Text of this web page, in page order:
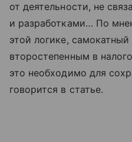
от деятельности, не
и разработками… По
этой логике, самокатный
второстепенным в
это необходимо для
говорится в статье.